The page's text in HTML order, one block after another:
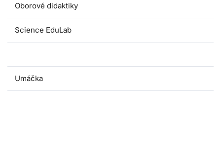
Oborové didaktiky
Science EduLab
Umáčka